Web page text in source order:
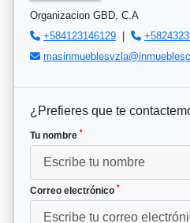
Organizacion GBD, C.A
+584123146129 |
¿Prefieres que te
Tu nombre *
Correo electrónico *